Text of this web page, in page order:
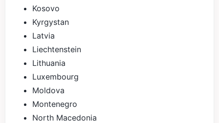
Kosovo
Kyrgystan
Latvia
Liechtenstein
Lithuania
Luxembourg
Moldova
Montenegro
North Macedonia